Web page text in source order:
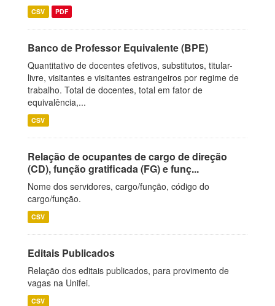
CSV PDF
Banco de Professor Equivalente (BPE)
Quantitativo de docentes efetivos, substitutos, titular-
livre, visitantes e visitantes estrangeiros por regime de
trabalho. Total de docentes, total em fator de
equivalência,...
CSV
Relação de ocupantes de cargo de direção
(CD), função gratificada (FG) e funç...
Nome dos servidores, cargo/função, código do
cargo/função.
CSV
Editais Publicados
Relação dos editais publicados, para provimento de
vagas na Unifei.
CSV